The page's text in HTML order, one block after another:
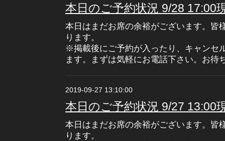
本日のご予約状況 9/28 17:00
本日はまだお席の余裕がございます。皆
ります。
※掲載後にご予約が入ったり、キャンセ
ます。まずは気軽にお電話下さい。お待
2019-09-27 13:10:00
本日のご予約状況 9/27 13:00
本日はまだお席の余裕がございます。皆
ります。